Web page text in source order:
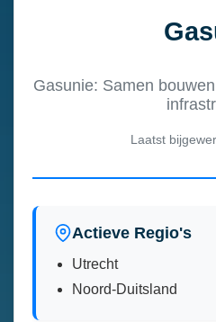
Gasunie: Samen
Laatst
Actieve Regio's
Utrecht
Noord-Duitsland